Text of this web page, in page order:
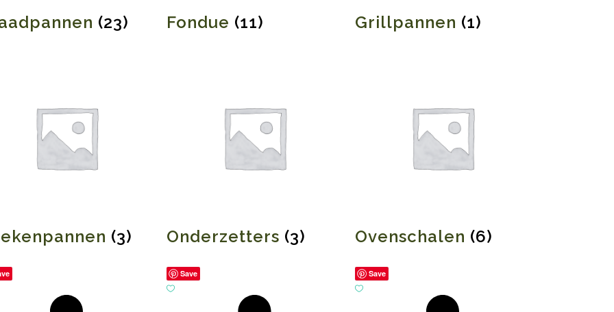
(23) Fondue (11) Grillpannen (1)
(3) Onderzetters (3) Ovenschalen (6)
Save Save